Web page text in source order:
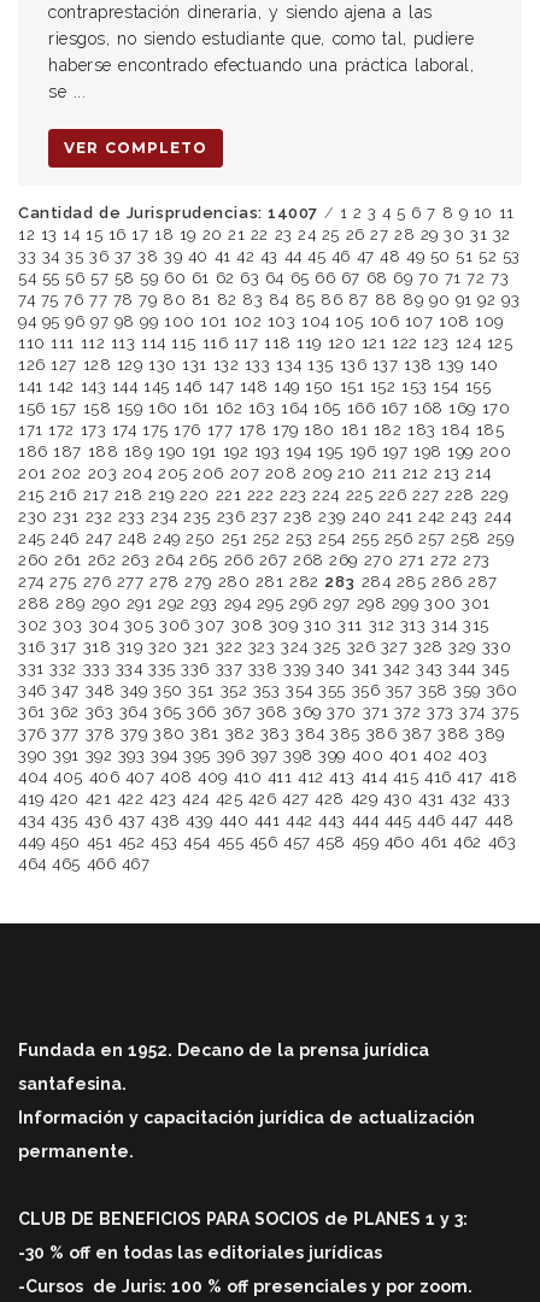
contraprestación dineraria, y siendo ajena a las
riesgos, no siendo estudiante que, como tal, pudiere
haberse encontrado efectuando una práctica laboral,
se ...
VER COMPLETO
Cantidad de Jurisprudencias: 14007 / 1 2 3 4 5 6 7 8 9 10 11
12 13 14 15 16 17 18 19 20 21 22 23 24 25 26 27 28 29 30 31 32
33 34 35 36 37 38 39 40 41 42 43 44 45 46 47 48 49 50 51 52 53
54 55 56 57 58 59 60 61 62 63 64 65 66 67 68 69 70 71 72 73
74 75 76 77 78 79 80 81 82 83 84 85 86 87 88 89 90 91 92 93
94 95 96 97 98 99 100 101 102 103 104 105 106 107 108 109
110 111 112 113 114 115 116 117 118 119 120 121 122 123 124 125
126 127 128 129 130 131 132 133 134 135 136 137 138 139 140
141 142 143 144 145 146 147 148 149 150 151 152 153 154 155
156 157 158 159 160 161 162 163 164 165 166 167 168 169 170
171 172 173 174 175 176 177 178 179 180 181 182 183 184 185
186 187 188 189 190 191 192 193 194 195 196 197 198 199 200
201 202 203 204 205 206 207 208 209 210 211 212 213 214
215 216 217 218 219 220 221 222 223 224 225 226 227 228 229
230 231 232 233 234 235 236 237 238 239 240 241 242 243 244
245 246 247 248 249 250 251 252 253 254 255 256 257 258 259
260 261 262 263 264 265 266 267 268 269 270 271 272 273
274 275 276 277 278 279 280 281 282 283 284 285 286 287
288 289 290 291 292 293 294 295 296 297 298 299 300 301
302 303 304 305 306 307 308 309 310 311 312 313 314 315
316 317 318 319 320 321 322 323 324 325 326 327 328 329 330
331 332 333 334 335 336 337 338 339 340 341 342 343 344 345
346 347 348 349 350 351 352 353 354 355 356 357 358 359 360
361 362 363 364 365 366 367 368 369 370 371 372 373 374 375
376 377 378 379 380 381 382 383 384 385 386 387 388 389
390 391 392 393 394 395 396 397 398 399 400 401 402 403
404 405 406 407 408 409 410 411 412 413 414 415 416 417 418
419 420 421 422 423 424 425 426 427 428 429 430 431 432 433
434 435 436 437 438 439 440 441 442 443 444 445 446 447 448
449 450 451 452 453 454 455 456 457 458 459 460 461 462 463
464 465 466 467
Fundada en 1952. Decano de la prensa jurídica
santafesina.
Información y capacitación jurídica de actualización
permanente.
CLUB DE BENEFICIOS PARA SOCIOS de PLANES 1 y 3:
-30 % off en todas las editoriales jurídicas
-Cursos de Juris: 100 % off presenciales y por zoom.